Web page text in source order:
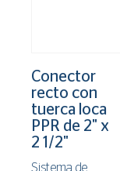
Conector
recto con
tuerca loca
PPR de 2" x
2 1/2"
Sistema de